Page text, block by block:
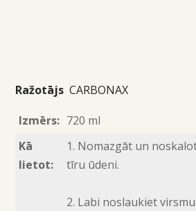
Ražotājs CARBONAX
Izmērs: 720 ml
Kā
lietot:
1. Nomazgāt un
tīru ūdeni.
2. Labi noslaukiet